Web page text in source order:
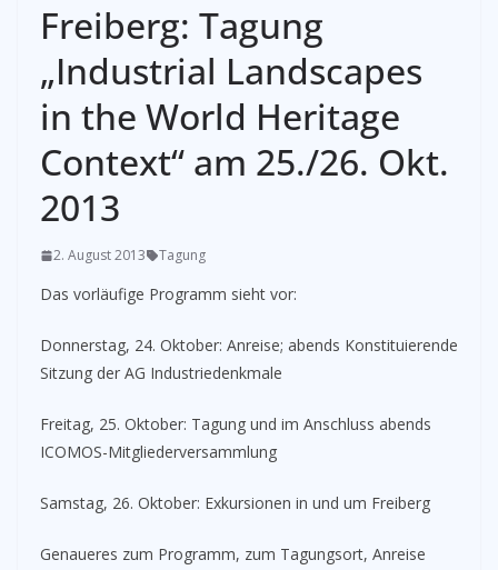
Freiberg: Tagung
„Industrial Landscapes
in the World Heritage
Context“ am 25./26. Okt.
2013
2. August 2013 Tagung
­Das vorläufige Programm sieht vor:
Donnerstag, 24. Oktober: Anreise; abends Konstituierende
Sitzung der AG Industriedenkmale
Freitag, 25. Oktober: Tagung und im Anschluss abends
ICOMOS-Mitgliederversammlung
Samstag, 26. Oktober: Exkursionen in und um Freiberg
Genaueres zum Programm, zum Tagungsort, Anreise